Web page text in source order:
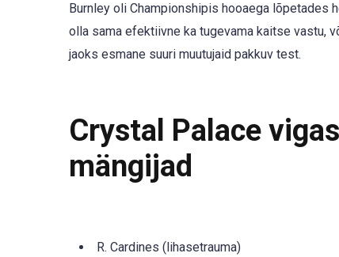
Burnley oli Championshipis hooaega lõpetades
olla sama efektiivne ka tugevama kaitse vastu,
jaoks esmane suuri muutujaid pakkuv test.
Crystal Palace
mängijad
R. Cardines (lihasetrauma)